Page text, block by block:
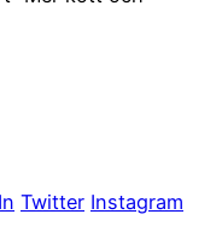
Twitter Instagram